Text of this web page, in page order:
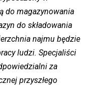
do magazynowania
do składowania
najmu będzie
ludzi. Specjaliści
za
przyszłego